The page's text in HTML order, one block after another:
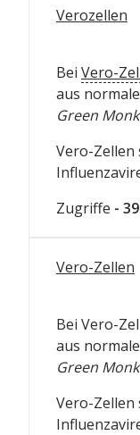
Verozellen
Bei Vero-
aus
Green
Vero-Zellen
Zugriffe -
Vero-Zellen
Bei Vero-
aus
Green
Vero-Zellen